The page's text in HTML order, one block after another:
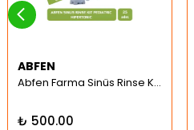
ABFEN
Abfen Farma Sinüs Rinse Kit Pediatrik Hipertonic
₺ 500.00